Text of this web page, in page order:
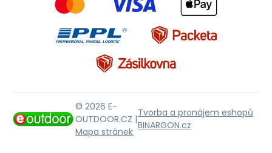
© 2026 E-
OUTDOOR.CZ |
Mapa stránek
Tvorba a pronájem eshopů
BINARGON.cz